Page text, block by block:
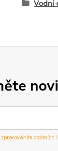
Vodní
zpracováním osobních